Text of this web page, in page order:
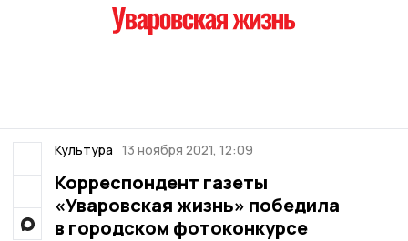
Культура 13 ноября 2021, 12:09
Корреспондент газеты
«Уваровская жизнь» победила
в городском фотоконкурсе